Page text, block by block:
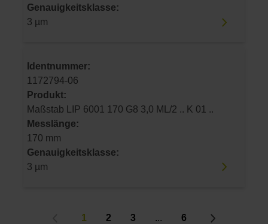
Genauigkeitsklasse:
3 µm
Identnummer:
1172794-06
Produkt:
Maßstab LIP 6001 170 G8 3,0 ML/2 .. K 01 ..
Messlänge:
170 mm
Genauigkeitsklasse:
3 µm
1 2 3 ... 6